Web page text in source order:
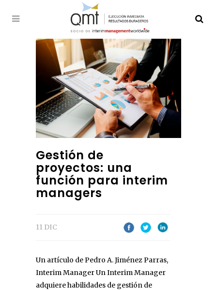
Gestión de
proyectos: una
función para interim
managers
11 DIC
Un artículo de Pedro A. Jiménez Parras,
Interim Manager Un Interim Manager
adquiere habilidades de gestión de